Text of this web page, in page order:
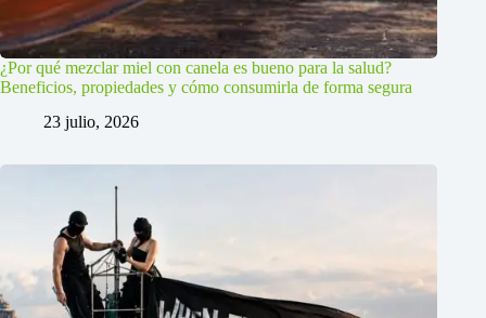
¿Por qué mezclar miel con canela es bueno para la salud?
Beneficios, propiedades y cómo consumirla de forma segura
23 julio, 2026